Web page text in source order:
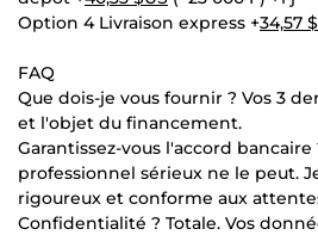
Option 4 Livraison express +34,57
FAQ
Que dois-je vous fournir ? Vos 3
et l'objet du financement.
Garantissez-vous l'accord
professionnel sérieux ne le peut.
rigoureux et conforme aux
Confidentialité ? Totale. Vos